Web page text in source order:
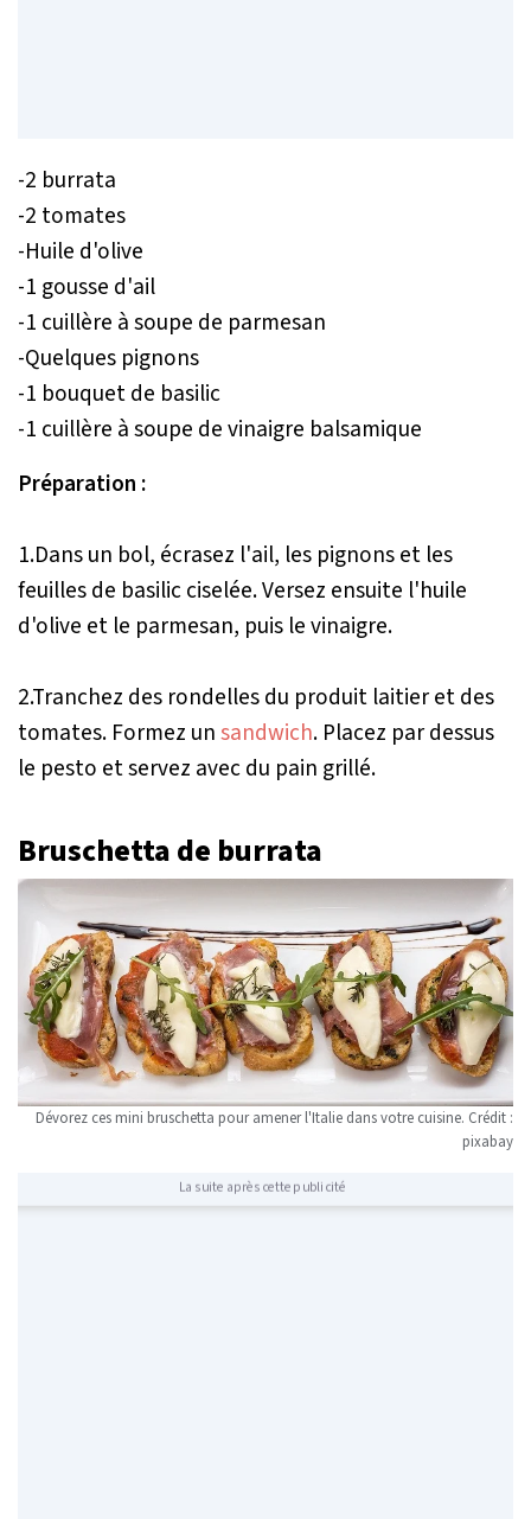
-2 burrata
-2 tomates
-Huile d'olive
-1 gousse d'ail
-1 cuillère à soupe de parmesan
-Quelques pignons
-1 bouquet de basilic
-1 cuillère à soupe de vinaigre balsamique
Préparation :
1.Dans un bol, écrasez l'ail, les pignons et les
feuilles de basilic ciselée. Versez ensuite l'huile
d'olive et le parmesan, puis le vinaigre.
2.Tranchez des rondelles du produit laitier et des
tomates. Formez unsandwich. Placez par dessus
le pesto et servez avec du pain grillé.
Bruschetta de burrata
Dévorez ces mini bruschetta pour amener l'Italie dans votre cuisine. Crédit :
pixabay
La suite après cette publicité